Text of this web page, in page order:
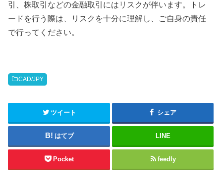
引、株取引などの金融取引にはリスクが伴います。トレ
ードを行う際は、リスクを十分に理解し、ご自身の責任
で行ってください。
CAD/JPY
ツイート シェア
はてブ LINE
Pocket feedly